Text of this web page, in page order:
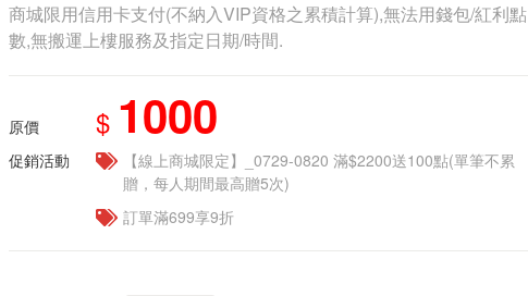
商城限用信用卡支付(不納入VIP資格之累積計算),無法用錢包/紅利點
數,無搬運上樓服務及指定日期/時間.
原價 $ 1000
促銷活動
【線上商城限定】_0729-0820 滿$2200送100點(單筆不累
贈，每人期間最高贈5次)
訂單滿699享9折